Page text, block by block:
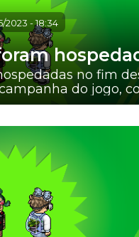
2023 -18:34
no fim
do jogo,